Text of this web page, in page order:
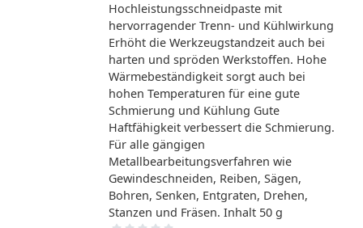
Hochleistungsschneidpaste mit
hervorragender Trenn- und Kühlwirkung
Erhöht die Werkzeugstandzeit auch bei
harten und spröden Werkstoffen. Hohe
Wärmebeständigkeit sorgt auch bei
hohen Temperaturen für eine gute
Schmierung und Kühlung Gute
Haftfähigkeit verbessert die Schmierung.
Für alle gängigen
Metallbearbeitungsverfahren wie
Gewindeschneiden, Reiben, Sägen,
Bohren, Senken, Entgraten, Drehen,
Stanzen und Fräsen. Inhalt 50 g